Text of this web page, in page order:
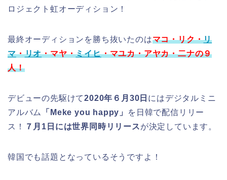
ロジェクト虹オーディション！
最終オーディションを勝ち抜いたのはマコ・リク・リ
マ・リオ・マヤ・ミイヒ・マユカ・アヤカ・二ナの９
人！
デビューの先駆けて2020年６月30日 にはデジタルミニ
アルバム
「Meke you happy」
を日韓で配信リリー
ス！
７月1日には世界同時リリースが決定しています。
韓国でも話題となっているそうですよ！